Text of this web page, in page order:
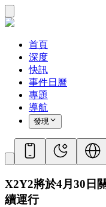
首頁
深度
快訊
事件日曆
專題
導航
發現
X2Y2將於4月30日
續運行